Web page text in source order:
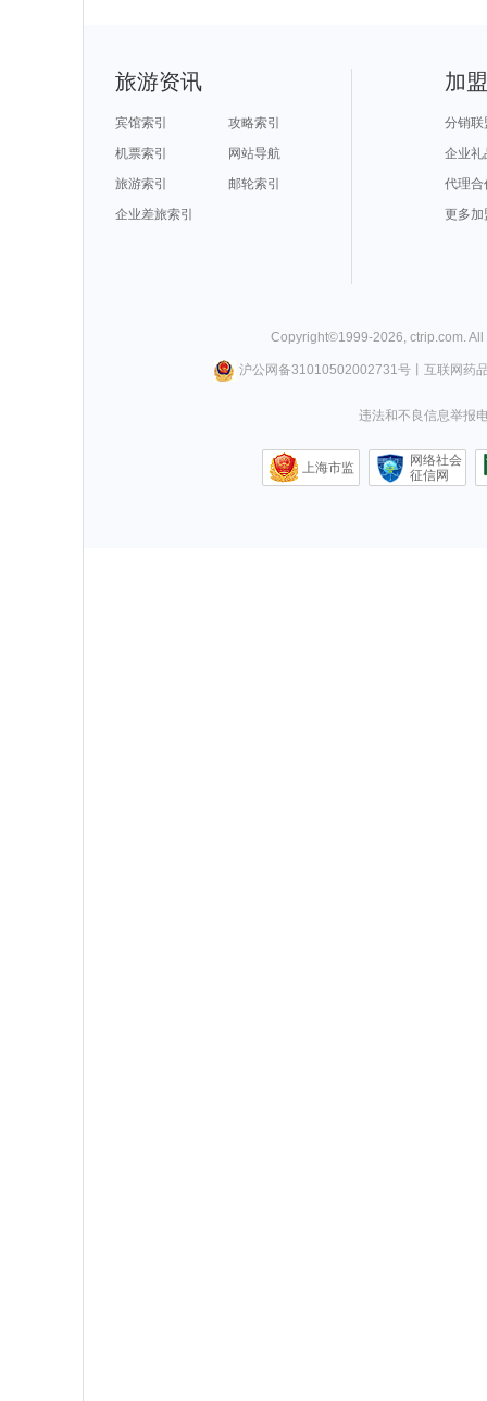
旅游资讯
宾馆索引
攻略索引
机票索引
网站导航
旅游索引
邮轮索引
企业差旅索引
加
分销联
企业礼
代理合
更多加
Copyright©1999-2026 ctrip.com .
沪公网备31010502002731号丨 互联网药
违法和不良信息举报
上海市监
网络社会
征信网